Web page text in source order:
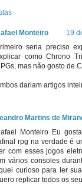
Monteiro
19
seria preciso
como Chrono
mas não gosto de
dariam artigos
Martins de
Monteiro Eu
rpg na verdade é
com esses jogos
vários consoles
curioso para ler
replicar todos os